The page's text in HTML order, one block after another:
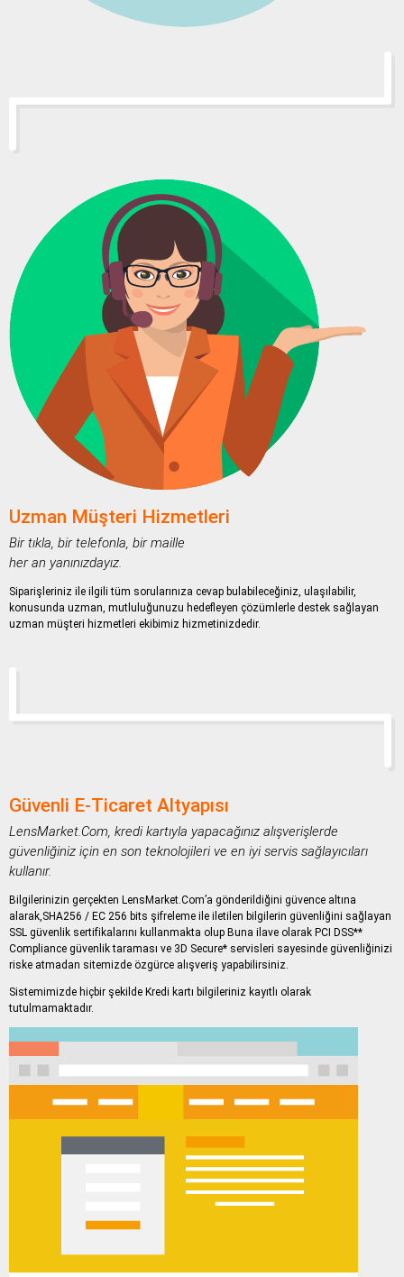
Uzman Müşteri Hizmetleri
Bir tıkla, bir telefonla, bir maille
her an yanınızdayız.
Siparişleriniz ile ilgili tüm sorularınıza cevap bulabileceğiniz, ulaşılabilir,
konusunda uzman, mutluluğunuzu hedefleyen çözümlerle destek sağlayan
uzman müşteri hizmetleri ekibimiz hizmetinizdedir.
Güvenli E-Ticaret Altyapısı
LensMarket.Com, kredi kartıyla yapacağınız alışverişlerde
güvenliğiniz için en son teknolojileri ve en iyi servis sağlayıcıları
kullanır.
Bilgilerinizin gerçekten LensMarket.Com’a gönderildiğini güvence altına
alarak,SHA256 / EC 256 bits şifreleme ile iletilen bilgilerin güvenliğini sağlayan
SSL güvenlik sertifikalarını kullanmakta olup Buna ilave olarak PCI DSS**
Compliance güvenlik taraması ve 3D Secure* servisleri sayesinde güvenliğinizi
riske atmadan sitemizde özgürce alışveriş yapabilirsiniz.
Sistemimizde hiçbir şekilde Kredi kartı bilgileriniz kayıtlı olarak
tutulmamaktadır.